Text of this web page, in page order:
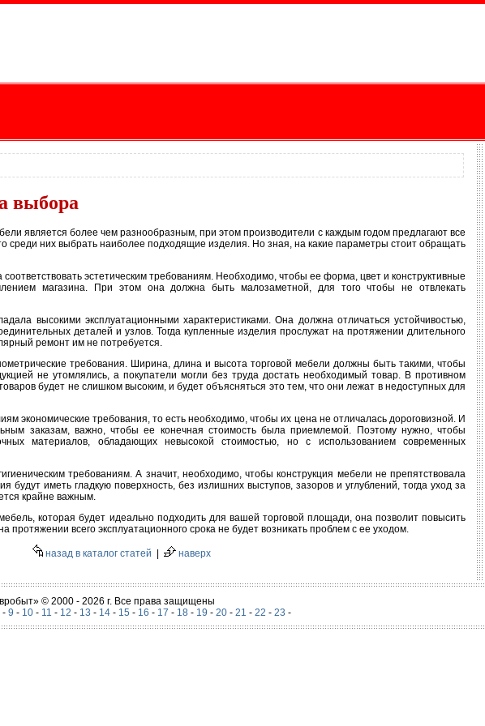
выбора
является более чем разнообразным, при этом производители с каждым годом предлагают все
среди них выбрать наиболее подходящие изделия. Но зная, на какие параметры стоит обращать
эстетическим требованиям. Необходимо, чтобы ее форма, цвет и конструктивные
магазина. При этом она должна быть малозаметной, для того чтобы не отвлекать
высокими эксплуатационными характеристиками. Она должна отличаться устойчивостью,
деталей и узлов. Тогда купленные изделия прослужат на протяжении длительного
ремонт им не потребуется.
требования. Ширина, длина и высота торговой мебели должны быть такими, чтобы
не утомлялись, а покупатели могли без труда достать необходимый товар. В противном
будет не слишком высоким, и будет объясняться это тем, что они лежат в недоступных для
экономические требования, то есть необходимо, чтобы их цена не отличалась дороговизной. И
заказам, важно, чтобы ее конечная стоимость была приемлемой. Поэтому нужно, чтобы
материалов, обладающих невысокой стоимостью, но с использованием современных
требованиям. А значит, необходимо, чтобы конструкция мебели не препятствовала
будут иметь гладкую поверхность, без излишних выступов, зазоров и углублений, тогда уход за
крайне важным.
которая будет идеально подходить для вашей торговой площади, она позволит повысить
протяжении всего эксплуатационного срока не будет возникать проблем с ее уходом.
назад в каталог статей наверх
© 2000 - 2026 г. Все права защищены
- 9 - 10- 11 - 12 - 13 - 14- 15 - 16 - 17 - 18- 19 - 20- 21 - 22 - 23 -